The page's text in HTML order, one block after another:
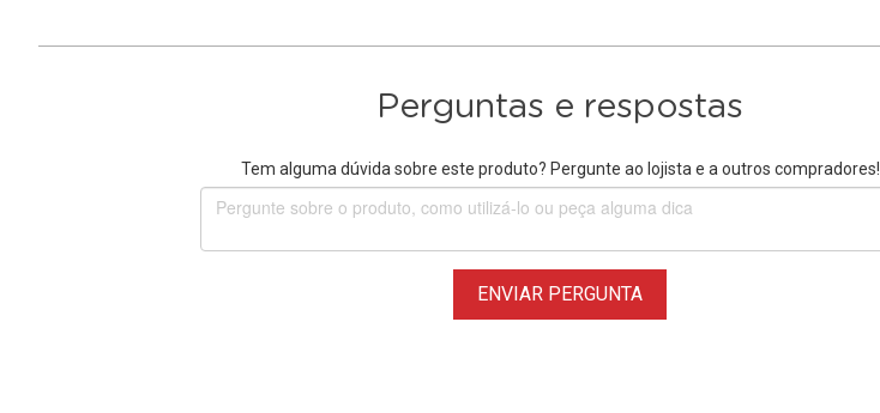
Perguntas e respostas
Tem alguma dúvida sobre este produto? Pergunte ao lojista e a outros compradores!
ENVIAR PERGUNTA